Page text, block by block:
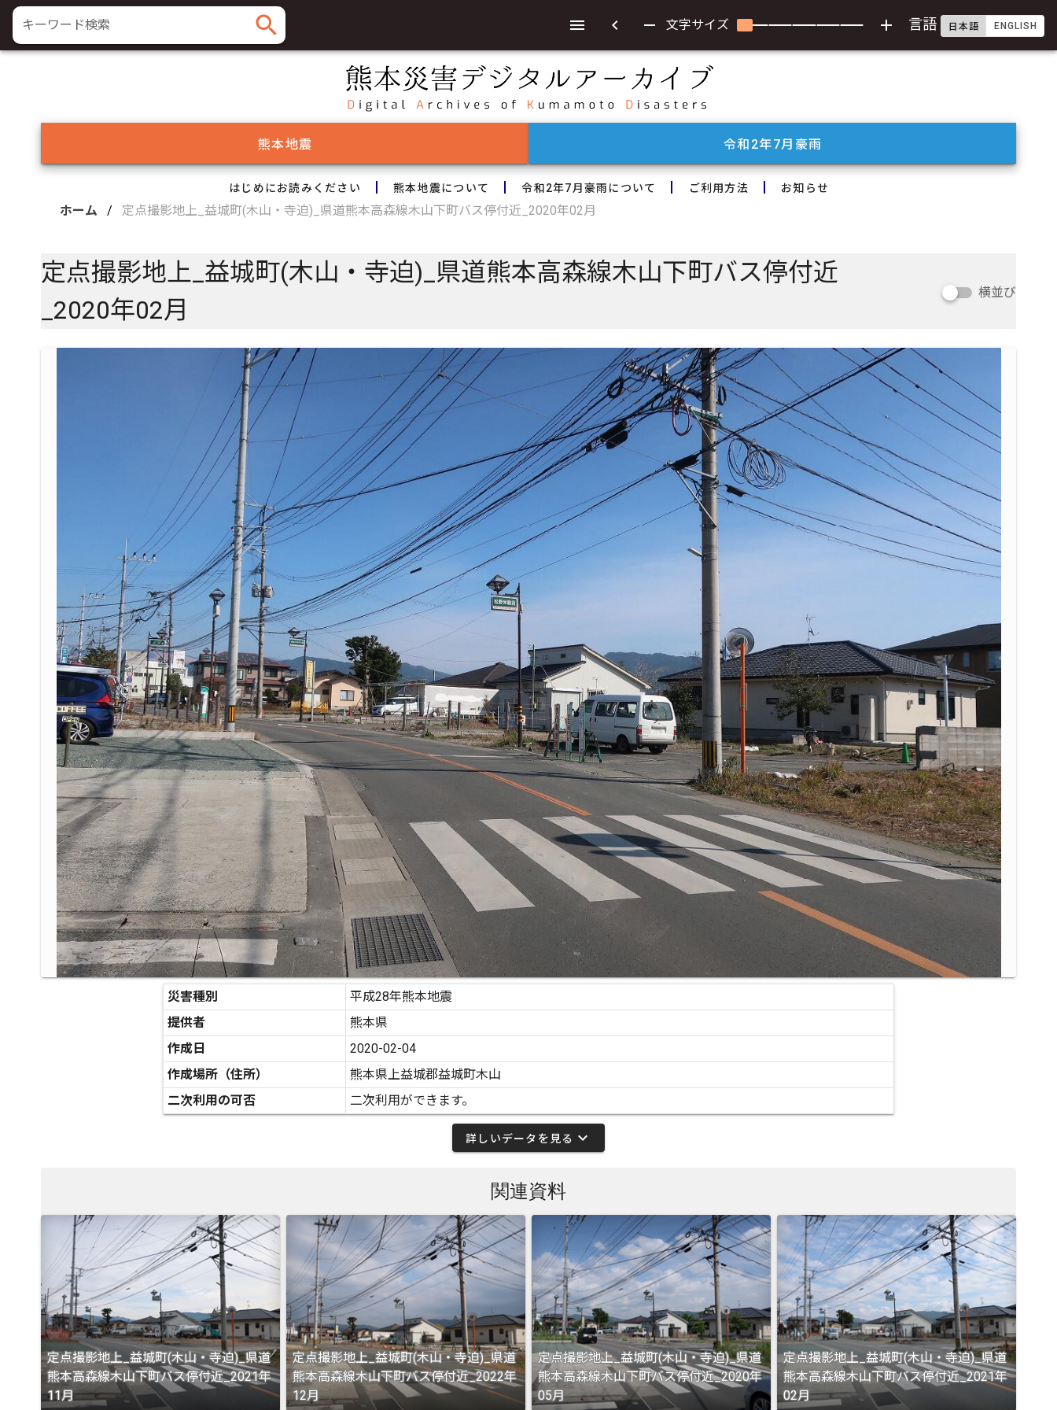
キーワード検索 search chevron_left remove 文字サイズ add 言語 日本語 ENGLISH
熊本地震 令和2年7月豪雨
はじめにお読みください 熊本地震について 令和2年7月豪雨について ご利用方法 お知らせ
ホーム / 定点撮影地上_益城町(木山・寺迫)_県道熊本高森線木山下町バス停付近_2020年02月
定点撮影地上_益城町(木山・寺迫)_県道熊本高森線木山下町バス停付近
_2020年02月
横並び
災害種別
平成28年熊本地震
提供者
熊本県
作成日
2020-02-04
作成場所（住所）
熊本県上益城郡益城町木山
二次利用の可否
二次利用ができます。
詳しいデータを見る expand_more
関連資料
定点撮影地上_益城町(木山・寺迫)_県道
熊本高森線木山下町バス停付近_2021年
11月
定点撮影地上_益城町(木山・寺迫)_県道
熊本高森線木山下町バス停付近_2022年
12月
定点撮影地上_益城町(木山・寺迫)_県道
熊本高森線木山下町バス停付近_2020年
05月
定点撮影地上_益城町(木山・寺迫)_県道
熊本高森線木山下町バス停付近_2021年
02月